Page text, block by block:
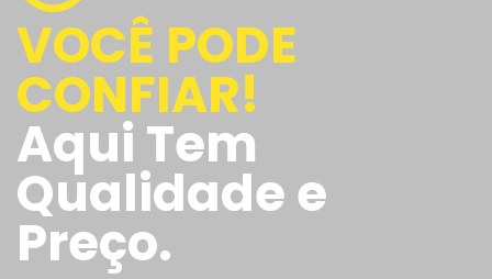
VOCÊ PODE
CONFIAR!
Aqui Tem
Qualidade e
Preço.